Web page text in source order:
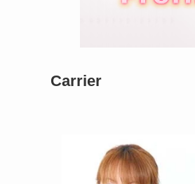
Carrier